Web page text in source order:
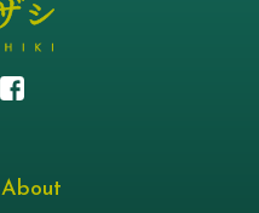
About